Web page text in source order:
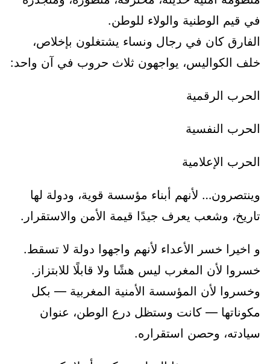
في قيم الوطنية والولاء للوطن.
الفارق كان في رجال ونساء يشتغلون بإخلاص،
خلف الكواليس، يواجهون ثلاث حروب في آن واحد:
الحرب الرقمية
الحرب النفسية
الحرب الإعلامية
وينتصرون… لأنهم أبناء مؤسسة قوية، ودولة لها
تاريخ، وشعب يعرف جيدًا قيمة الأمن والاستقرار.
و اخيرا خسر الأعداء لأنهم واجهوا دولة لا تسقط.
خسروا لأن المغرب ليس هشًا ولا قابلًا للابتزاز.
وخسروا لأن المؤسسة الأمنية المغربية — بكل
مكوناتها — كانت وستظل درع الوطن، عنوان
سيادته، وحصن استقراره.